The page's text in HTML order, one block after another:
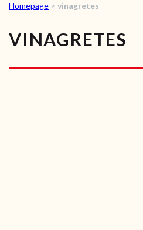
Homepage > vinagretes
VINAGRETES